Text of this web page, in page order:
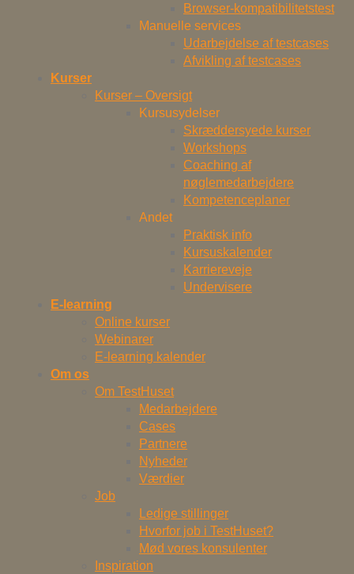
Browser-kompatibilitetstest
Manuelle services
Udarbejdelse af testcases
Afvikling af testcases
Kurser
Kurser – Oversigt
Kursusydelser
Skræddersyede kurser
Workshops
Coaching af
nøglemedarbejdere
Kompetenceplaner
Andet
Praktisk info
Kursuskalender
Karriereveje
Undervisere
E-learning
Online kurser
Webinarer
E-learning kalender
Om os
Om TestHuset
Medarbejdere
Cases
Partnere
Nyheder
Værdier
Job
Ledige stillinger
Hvorfor job i TestHuset?
Mød vores konsulenter
Inspiration